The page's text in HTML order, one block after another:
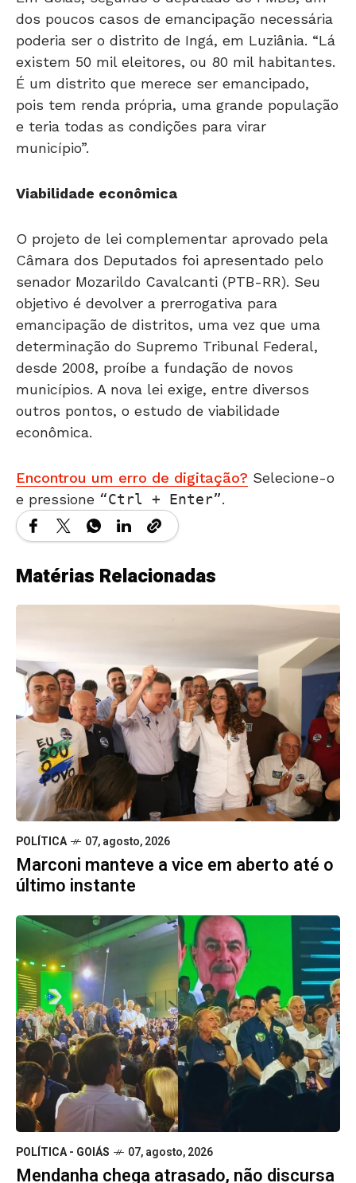
dos poucos casos de emancipação necessária
poderia ser o distrito de Ingá, em Luziânia. “Lá
existem 50 mil eleitores, ou 80 mil habitantes.
É um distrito que merece ser emancipado,
pois tem renda própria, uma grande população
e teria todas as condições para virar
município”.
Viabilidade econômica
O projeto de lei complementar aprovado pela
Câmara dos Deputados foi apresentado pelo
senador Mozarildo Cavalcanti (PTB-RR). Seu
objetivo é devolver a prerrogativa para
emancipação de distritos, uma vez que uma
determinação do Supremo Tribunal Federal,
desde 2008, proíbe a fundação de novos
municípios. A nova lei exige, entre diversos
outros pontos, o estudo de viabilidade
econômica.
Encontrou um erro de digitação? Selecione-o
e pressione
Ctrl + Enter .
Matérias Relacionadas
POLÍTICA 07, agosto, 2026
Marconi manteve a vice em aberto até o
último instante
POLÍTICA - GOIÁS 07, agosto, 2026
Mendanha chega atrasado, não discursa